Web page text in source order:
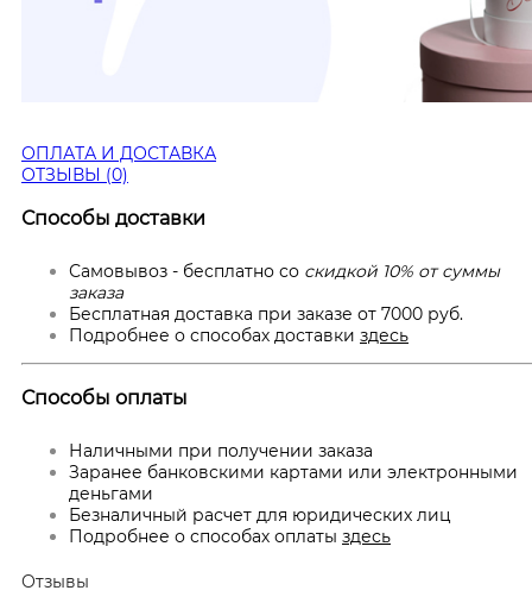
ОПЛАТА И ДОСТАВКА
ОТЗЫВЫ (0)
Способы доставки
Самовывоз - бесплатно со скидкой 10% от суммы
заказа
Бесплатная доставка при заказе от 7000 руб.
Подробнее о способах доставки здесь
Способы оплаты
Наличными при получении заказа
Заранее банковскими картами или электронными
деньгами
Безналичный расчет для юридических лиц
Подробнее о способах оплаты здесь
Отзывы